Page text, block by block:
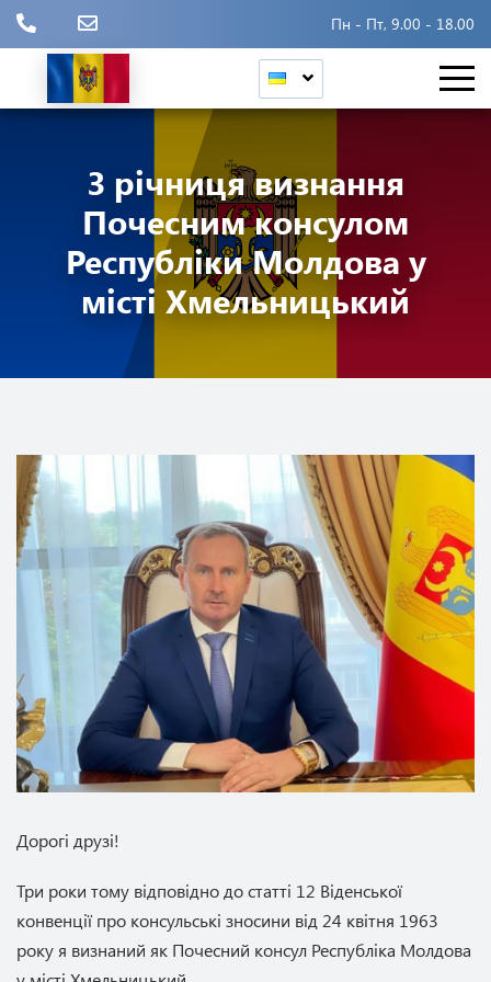
Пн - Пт, 9.00 - 18.00
3 річниця визнання
Почесним консулом
Республіки Молдова у
місті Хмельницький
Дорогі друзі!
Три роки тому відповідно до статті 12 Віденської
конвенції про консульські зносини від 24 квітня 1963
року я визнаний як Почесний консул Республіка Молдова